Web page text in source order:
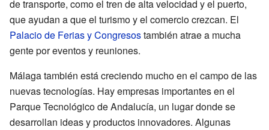
de transporte, como el tren de alta velocidad y el puerto,
que ayudan a que el turismo y el comercio crezcan. El
Palacio de Ferias y Congresostambién atrae a mucha
gente por eventos y reuniones.
Málaga también está creciendo mucho en el campo de las
nuevas tecnologías. Hay empresas importantes en el
Parque Tecnológico de Andalucía, un lugar donde se
desarrollan ideas y productos innovadores. Algunas